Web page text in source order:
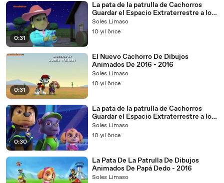
0:31
La pata de la patrulla de Cachorros
Guardar el Espacio Extraterrestre a los
Cachorros Guardar un Flying Frog 003
- 2016
Soles Limaso
10 yıl önce
0:31
El Nuevo Cachorro De Dibujos
Animados De 2016 - 2016
Soles Limaso
10 yıl önce
0:30
La pata de la patrulla de Cachorros
Guardar el Espacio Extraterrestre a los
Cachorros Guardar un Flying Frog 007
- 2016
Soles Limaso
10 yıl önce
La Pata De La Patrulla De Dibujos
Animados De Papá Dedo - 2016
Soles Limaso